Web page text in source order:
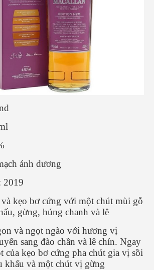
ánh dương
2019
kẹo bơ cứng với một chút mùi gỗ
gừng, húng chanh và lê
và ngọt ngào với hương vị
sang đào chần và lê chín. Ngay
của kẹo bơ cứng pha chút gia vị sồi
khấu và một chút vị gừng